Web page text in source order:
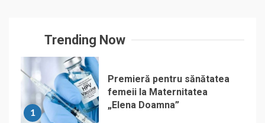
Trending Now
1
Premieră pentru sănătatea
femeii la Maternitatea
„Elena Doamna”